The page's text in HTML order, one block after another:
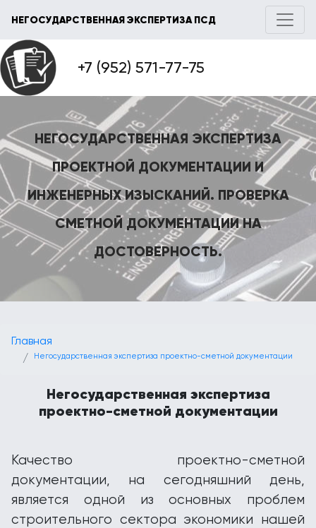
НЕГОСУДАРСТВЕННАЯ ЭКСПЕРТИЗА ПСД
+7 (952) 571-77-75
НЕГОСУДАРСТВЕННАЯ ЭКСПЕРТИЗА
ПРОЕКТНОЙ ДОКУМЕНТАЦИИ И
ИНЖЕНЕРНЫХ ИЗЫСКАНИЙ. ПРОВЕРКА
СМЕТНОЙ ДОКУМЕНТАЦИИ НА
ДОСТОВЕРНОСТЬ.
Главная
Негосударственная экспертиза проектно-сметной документации
Негосударственная экспертиза
проектно-сметной документации
Качество проектно-сметной
документации, на сегодняшний день,
является одной из основных проблем
строительного сектора экономики нашей